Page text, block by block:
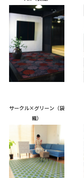
サークル×グリーン（袋
織）